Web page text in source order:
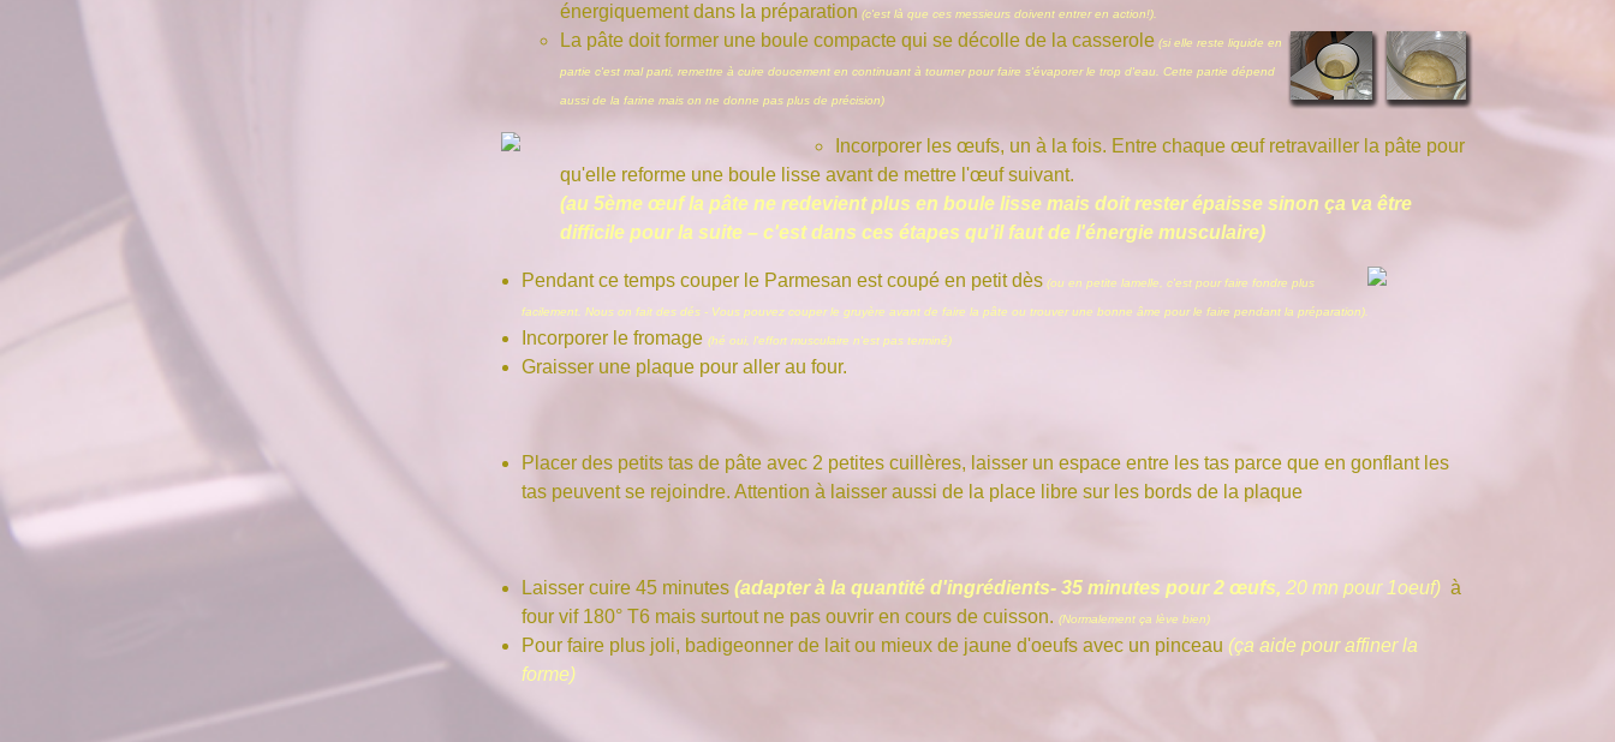
énergiquement dans la préparation (c'est là que ces messieurs doivent entrer en action!).
La pâte doit former une boule compacte qui se décolle de la casserole (si elle reste liquide en
partie c'est mal parti, remettre à cuire doucement en continuant à tourner pour faire s'évaporer le trop d'eau. Cette partie dépend
aussi de la farine mais on ne donne pas plus de précision)
Incorporer les œufs, un à la fois. Entre chaque œuf retravailler la pâte pour
qu'elle reforme une boule lisse avant de mettre l'œuf suivant.
(au 5ème œuf la pâte ne redevient plus en boule lisse mais doit rester épaisse sinon ça va être
difficile pour la suite – c'est dans ces étapes qu'il faut de l'énergie musculaire)
Pendant ce temps couper le Parmesan est coupé en petit dès (ou en petite lamelle, c'est pour faire fondre plus
facilement. Nous on fait des dés - Vous pouvez couper le gruyère avant de faire la pâte ou trouver une bonne âme pour le faire pendant la préparation).
Incorporer le fromage (hé oui, l'effort musculaire n'est pas terminé)
Graisser une plaque pour aller au four.
Placer des petits tas de pâte avec 2 petites cuillères, laisser un espace entre les tas parce que en gonflant les
tas peuvent se rejoindre. Attention à laisser aussi de la place libre sur les bords de la plaque
Laisser cuire 45 minutes (adapter à la quantité d'ingrédients- 35 minutes pour 2 œufs, 20 mn pour 1oeuf) à
four vif 180° T6 mais surtout ne pas ouvrir en cours de cuisson. (Normalement ça lève bien)
Pour faire plus joli, badigeonner de lait ou mieux de jaune d'oeufs avec un pinceau (ça aide pour affiner la
forme)